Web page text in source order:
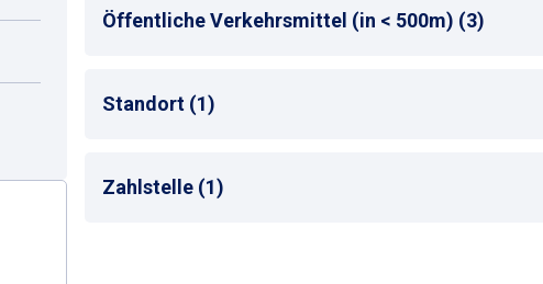
Entfernung zum nächsten Bahnhofseingang : 100-149 m
Öffentliche Verkehrsmittel (in < 500m) (3)
Bus-Haltestelle
Zug-Haltestelle
Standort (1)
Zahlstelle (1)